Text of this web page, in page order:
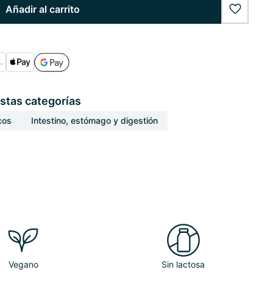
Añadir al carrito
categorías
Intestino, estómago y digestión
Vegano Sin lactosa